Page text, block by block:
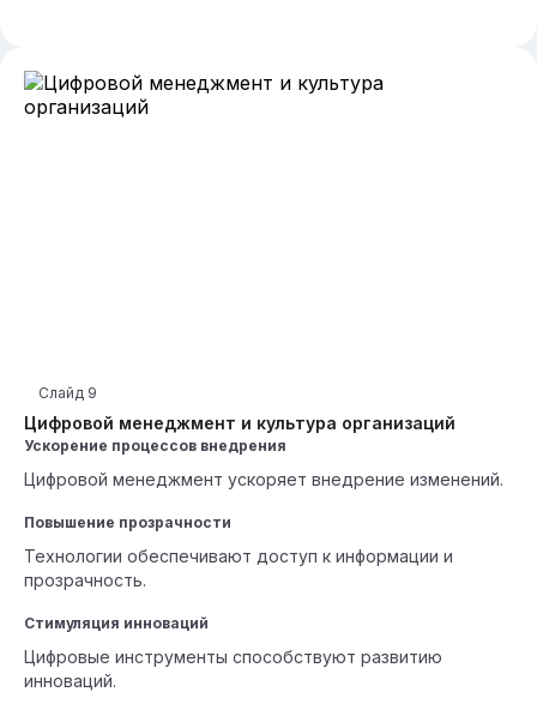
Цифровой менеджмент и культура организаций
Слайд 9
Ускорение процессов внедрения
Цифровой менеджмент ускоряет внедрение изменений.
Повышение прозрачности
Технологии обеспечивают доступ к информации и
прозрачность.
Стимуляция инноваций
Цифровые инструменты способствуют развитию
инноваций.